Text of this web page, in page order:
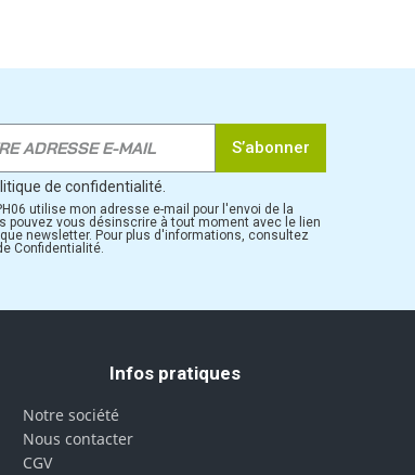
S’abonner
de confidentialité.
utilise mon adresse e-mail pour l'envoi de la
pouvez vous désinscrire à tout moment avec le lien
newsletter. Pour plus d'informations, consultez
Confidentialité.
Infos pratiques
Notre société
Nous contacter
CGV